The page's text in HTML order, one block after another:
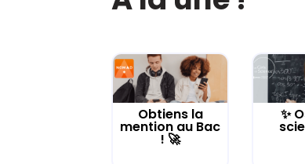
Obtiens la
mention au Bac
! 🚀
✨